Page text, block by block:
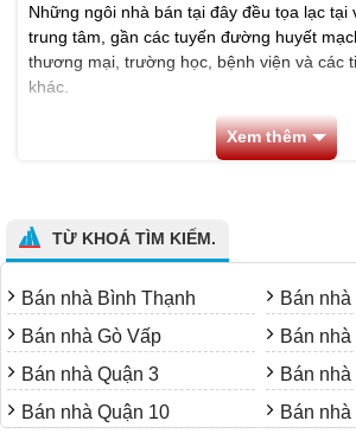
Những ngôi nhà bán tại đây đều tọa lạc tại
trung tâm, gần các tuyến đường huyết
thương mại, trường học, bệnh viện và các
khác.
Các ngôi nhà bán Bình Thạnh phong cách
Bán nhà Quận Bình Thạnhtừ hiện đại
hợp với nhiều sở thích và nhu cầu khác
đều có thể đáp ứng.
Xem thêm
TỪ KHOÁ TÌM KIẾM.
Bán nhà Bình Thạnh
Bán
Bán nhà Gò Vấp
Bán nhà
Bán nhà Quận 3
Bán
Bán nhà Quận 10
Bán